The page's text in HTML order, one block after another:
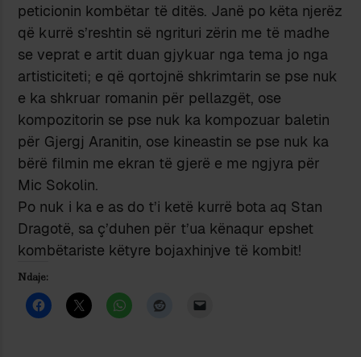
peticionin kombëtar të ditës. Janë po këta njerëz
që kurrë s’reshtin së ngrituri zërin me të madhe
se veprat e artit duan gjykuar nga tema jo nga
artisticiteti; e që qortojnë shkrimtarin se pse nuk
e ka shkruar romanin për pellazgët, ose
kompozitorin se pse nuk ka kompozuar baletin
për Gjergj Aranitin, ose kineastin se pse nuk ka
bërë filmin me ekran të gjerë e me ngjyra për
Mic Sokolin.
Po nuk i ka e as do t’i ketë kurrë bota aq Stan
Dragotë, sa ç’duhen për t’ua kënaqur epshet
kombëtariste këtyre bojaxhinjve të kombit!
Ndaje: